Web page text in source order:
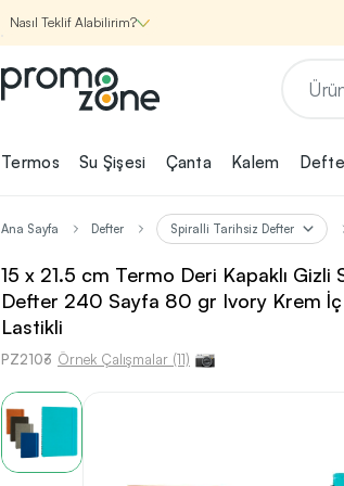
Nasıl Teklif Alabilirim?
Promozone
Nasıl Çalışır?
Şirketin için İhtiyacın
Olan
Promosyon Ürünlerini
Bul!
1
Şirketin için ihtiyacın olan farklı
kategorilerde binlerce kaliteli ve yenilikçi
Termos Su Şişesi Çanta Kalem
Ana Sayfa Defter Spiralli Tarihsiz Defter
15 x 21.5 cm Termo Deri Kapaklı Gizli
Defter 240 Sayfa 80 gr Ivory Krem İç
Lastikli
PZ2103 Örnek Çalışmalar (11)